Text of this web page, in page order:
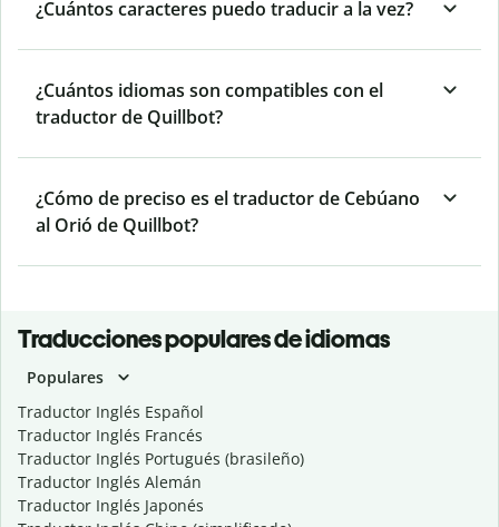
¿Cuántos caracteres puedo traducir a la vez?
¿Cuántos idiomas son compatibles con el
traductor de Quillbot?
¿Cómo de preciso es el traductor de Cebúano
al Orió de Quillbot?
Traducciones populares de idiomas
Populares
Traductor Inglés Español
Traductor Inglés Francés
Traductor Inglés Portugués (brasileño)
Traductor Inglés Alemán
Traductor Inglés Japonés